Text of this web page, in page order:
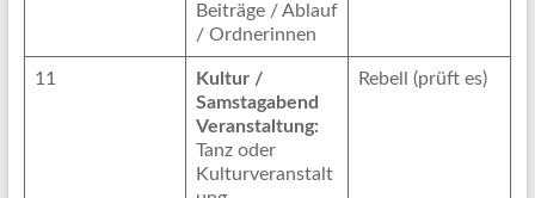
Beiträge / Ablauf
/ Ordnerinnen
11
Kultur /
Samstagabend
Veranstaltung:
Tanz oder
Kulturveranstalt
Rebell (prüft es)